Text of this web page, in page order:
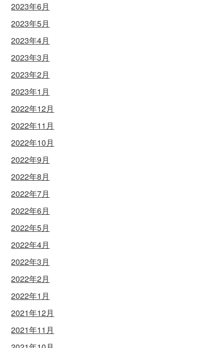
2023年6月
2023年5月
2023年4月
2023年3月
2023年2月
2023年1月
2022年12月
2022年11月
2022年10月
2022年9月
2022年8月
2022年7月
2022年6月
2022年5月
2022年4月
2022年3月
2022年2月
2022年1月
2021年12月
2021年11月